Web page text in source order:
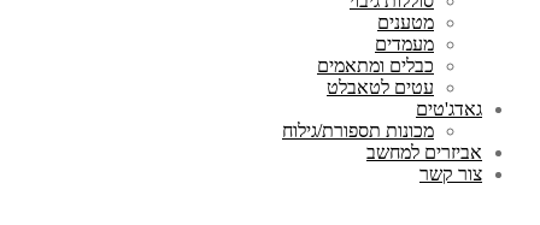
מטענים
מעמדים
כבלים ומתאמים
עטים לטאבלט
גאדג'טים
מכונות תספורת/גילוח
אביזרים למחשב
צור קשר